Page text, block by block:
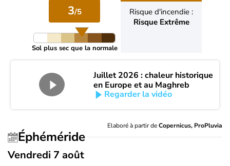
3/5
Sol plus sec que la normale
Risque d'incendie :
Risque Extrême
Juillet 2026 : chaleur historique
en Europe et au Maghreb
Regarder la vidéo
Elaboré à partir deCopernicus, ProPluvia
Éphéméride
Vendredi 7 août